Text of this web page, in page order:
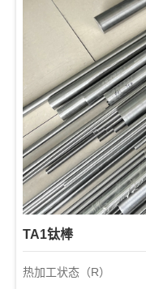
TA1钛棒
热加工状态（R）